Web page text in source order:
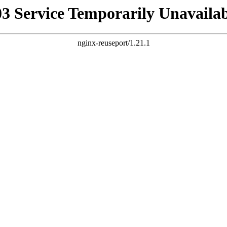
Service Temporarily
nginx-reuseport/1.21.1